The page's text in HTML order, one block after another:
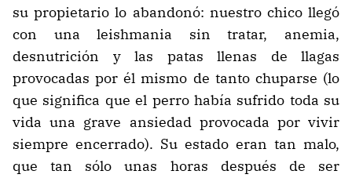
su propietario lo abandonó: nuestro chico llegó
con una leishmania sin tratar, anemia,
desnutrición y las patas llenas de llagas
provocadas por él mismo de tanto chuparse (lo
que significa que el perro había sufrido toda su
vida una grave ansiedad provocada por vivir
siempre encerrado). Su estado eran tan malo,
que tan sólo unas horas después de ser